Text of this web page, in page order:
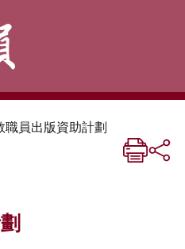
職員出版資助計劃